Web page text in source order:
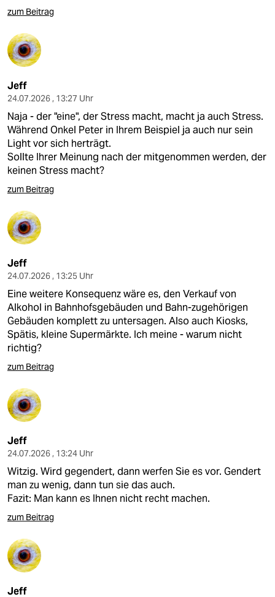
zum Beitrag
Jeff
24.07.2026 , 13:27 Uhr
Naja - der "eine", der Stress macht, macht ja auch Stress.
Während Onkel Peter in Ihrem Beispiel ja auch nur sein
Light vor sich herträgt.
Sollte Ihrer Meinung nach der mitgenommen werden, der
keinen Stress macht?
zum Beitrag
Jeff
24.07.2026 , 13:25 Uhr
Eine weitere Konsequenz wäre es, den Verkauf von
Alkohol in Bahnhofsgebäuden und Bahn-zugehörigen
Gebäuden komplett zu untersagen. Also auch Kiosks,
Spätis, kleine Supermärkte. Ich meine - warum nicht
richtig?
zum Beitrag
Jeff
24.07.2026 , 13:24 Uhr
Witzig. Wird gegendert, dann werfen Sie es vor. Gendert
man zu wenig, dann tun sie das auch.
Fazit: Man kann es Ihnen nicht recht machen.
zum Beitrag
Jeff